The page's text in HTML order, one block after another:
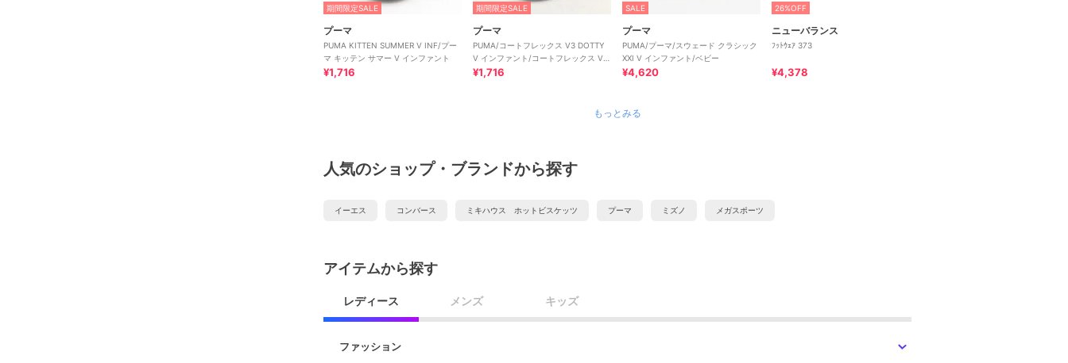
期間限定SALE
プーマ
PUMA KITTEN SUMMER V INF/プー
マ キッテン サマー V インファント
¥1,716
期間限定SALE
プーマ
PUMA/コートフレックス V3 DOTTY
V インファント/コートフレックス V3
ドッティ
¥1,716
SALE
プーマ
PUMA/プーマ/スウェード クラシック
XXI V インファント/ベビー
¥4,620
26%OFF
ニューバランス
ﾌｯﾄｳｪｱ 373
¥4,378
もっとみる
人気のショップ・ブランドから探す
イーエス コンバース ミキハウス ホットビスケッツ プーマ ミズノ メガスポーツ
アイテムから探す
レディース メンズ キッズ
ファッション